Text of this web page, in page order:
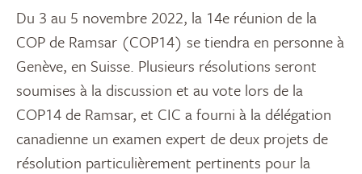
Du 3 au 5 novembre 2022, la 14e réunion de la
COP de Ramsar (COP14) se tiendra en personneà
Genève, en Suisse. Plusieurs résolutions seront
soumises à la discussion et au vote lors de la
COP14 de Ramsar, et CIC a fourni à la délégation
canadienne un examen expert de deux projets de
résolution particulièrement pertinents pour la